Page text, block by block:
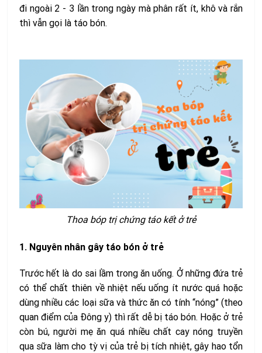
đi ngoài 2 - 3 lần trong ngày mà phân rất ít, khô và rắn
thì vẫn gọi là táo bón.
Thoa bóp trị chứng táo kết ở trẻ
1. Nguyên nhân gây táo bón ở trẻ
Trước hết là do sai lầm trong ăn uống. Ở những đứa trẻ
có thể chất thiên về nhiệt nếu uống ít nước quá hoặc
dùng nhiều các loại sữa và thức ăn có tính “nóng” (theo
quan điểm của Đông y) thì rất dễ bị táo bón. Hoặc ở trẻ
còn bú, người mẹ ăn quá nhiều chất cay nóng truyền
qua sữa làm cho tỳ vị của trẻ bị tích nhiệt, gây hao tổn